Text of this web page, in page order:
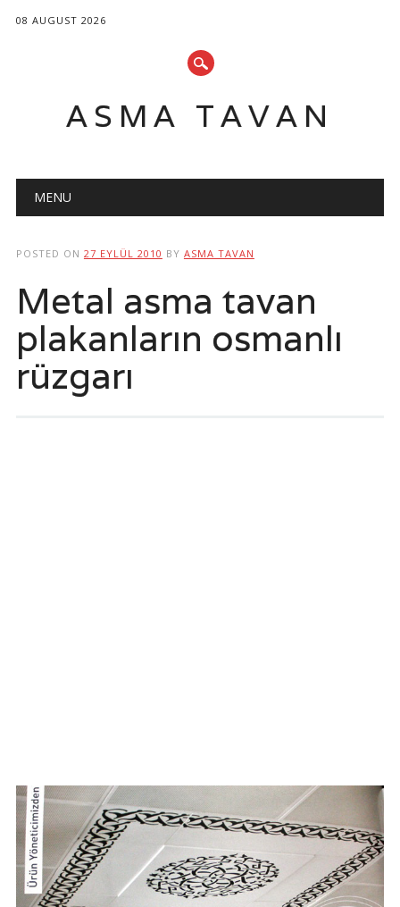
08 AUGUST 2026
ASMA TAVAN
Main menu
MENU
POSTED ON 27 EYLÜL 2010 BY ASMA TAVAN
Metal asma tavan
plakanların osmanlı
rüzgarı